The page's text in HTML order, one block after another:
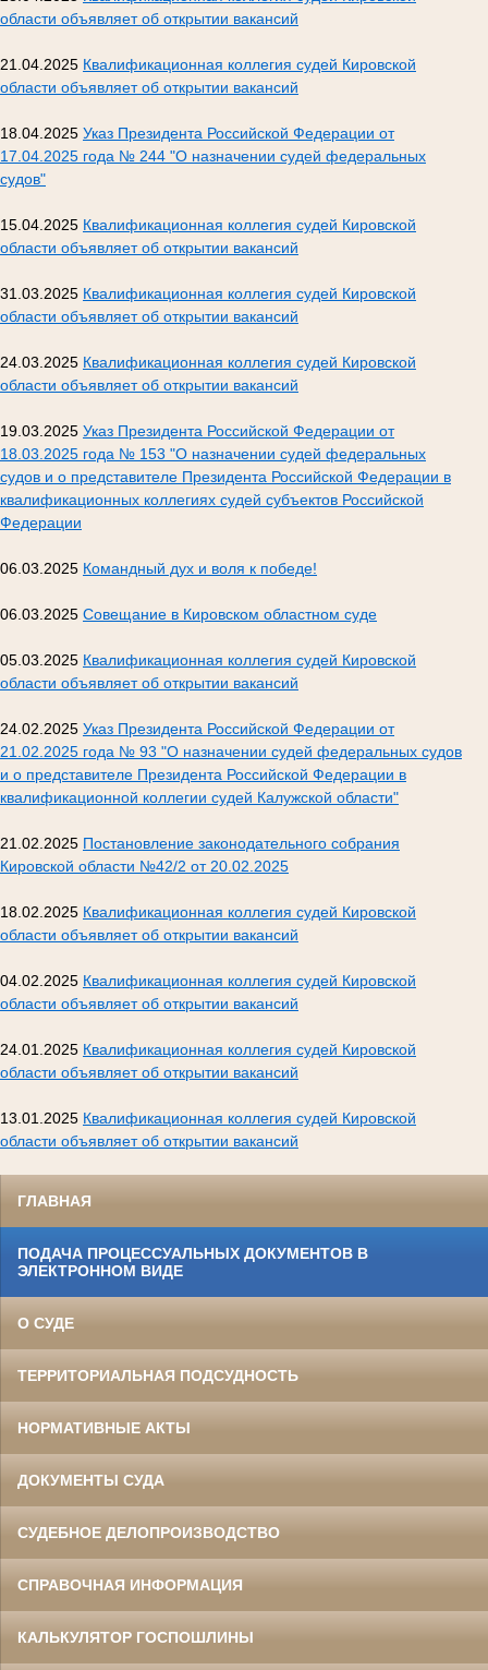
области объявляет об открытии вакансий
21.04.2025 Квалификационная коллегия судей Кировской
области объявляет об открытии вакансий
18.04.2025 Указ Президента Российской Федерации от
17.04.2025 года № 244 "О назначении судей федеральных
судов"
15.04.2025 Квалификационная коллегия судей Кировской
области объявляет об открытии вакансий
31.03.2025 Квалификационная коллегия судей Кировской
области объявляет об открытии вакансий
24.03.2025 Квалификационная коллегия судей Кировской
области объявляет об открытии вакансий
19.03.2025 Указ Президента Российской Федерации от
18.03.2025 года № 153 "О назначении судей федеральных
судов и о представителе Президента Российской Федерации в
квалификационных коллегиях судей субъектов Российской
Федерации
06.03.2025 Командный дух и воля к победе!
06.03.2025 Совещание в Кировском областном суде
05.03.2025 Квалификационная коллегия судей Кировской
области объявляет об открытии вакансий
24.02.2025 Указ Президента Российской Федерации от
21.02.2025 года № 93 "О назначении судей федеральных судов
и о представителе Президента Российской Федерации в
квалификационной коллегии судей Калужской области"
21.02.2025 Постановление законодательного собрания
Кировской области №42/2 от 20.02.2025
18.02.2025 Квалификационная коллегия судей Кировской
области объявляет об открытии вакансий
04.02.2025 Квалификационная коллегия судей Кировской
области объявляет об открытии вакансий
24.01.2025 Квалификационная коллегия судей Кировской
области объявляет об открытии вакансий
13.01.2025 Квалификационная коллегия судей Кировской
области объявляет об открытии вакансий
ГЛАВНАЯ
ПОДАЧА ПРОЦЕССУАЛЬНЫХ ДОКУМЕНТОВ В
ЭЛЕКТРОННОМ ВИДЕ
О СУДЕ
ТЕРРИТОРИАЛЬНАЯ ПОДСУДНОСТЬ
НОРМАТИВНЫЕ АКТЫ
ДОКУМЕНТЫ СУДА
СУДЕБНОЕ ДЕЛОПРОИЗВОДСТВО
СПРАВОЧНАЯ ИНФОРМАЦИЯ
КАЛЬКУЛЯТОР ГОСПОШЛИНЫ